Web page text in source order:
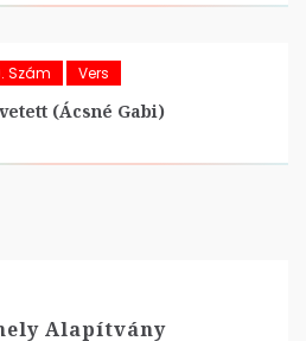
Szám Vers
(Ácsné Gabi)
Alapítvány